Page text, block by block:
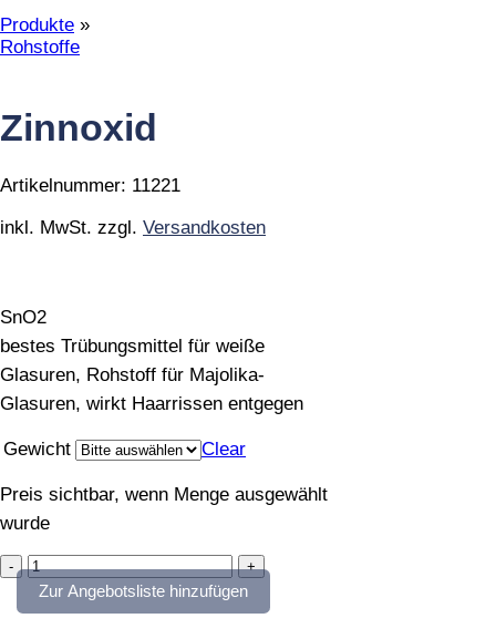
Produkte »
Rohstoffe
Zinnoxid
Artikelnummer: 11221
inkl. MwSt. zzgl. Versandkosten
SnO2
bestes Trübungsmittel für weiße
Glasuren, Rohstoff für Majolika-
Glasuren, wirkt Haarrissen entgegen
Gewicht Clear
Preis sichtbar, wenn Menge ausgewählt
wurde
Zinnoxid
quantityZur Angebotsliste hinzufügen